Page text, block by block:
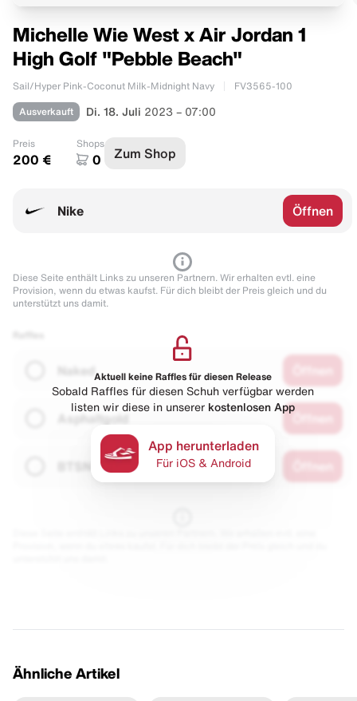
Michelle Wie West x Air Jordan 1
High Golf "Pebble Beach"
Sail/Hyper Pink-Coconut Milk-Midnight Navy FV3565-100
Ausverkauft Di. 18. Juli 2023 – 07:00
Preis
200 €
Shops
0 Zum Shop
Nike Öffnen
Diese Seite enthält Links zu unseren Partnern. Wir erhalten evtl. eine
Provision, wenn du etwas kaufst. Für dich bleibt der Preis gleich und du
unterstützt uns damit.
Naked
Asphaltgold
Aktuell keine Raffles für diesen Release
Sobald Raffles für diesen Schuh verfügbar werden
listen wir diese in unserer kostenlosen App
App herunterladen
Für iOS & Android
Ähnliche Artikel